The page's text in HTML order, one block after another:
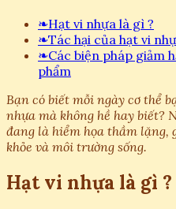
❧Hạt vi nhựa là gì ?
❧Tác hại của hạt vi
❧Các biện pháp giảm
phẩm
Bạn có biết mỗi ngày cơ thể
nhựa mà không hề hay biết?
đang là hiểm họa thầm lặng,
khỏe và môi trường sống.
Hạt vi nhựa là gì ?